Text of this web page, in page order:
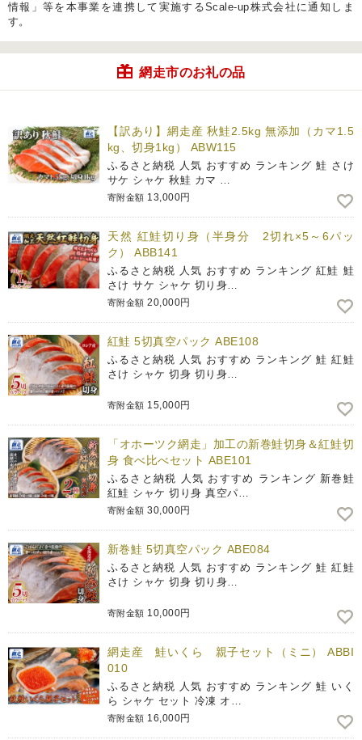
情報」等を本事業を連携して実施するScale-up株式会社に通知しま
す。
網走市のお礼の品
【訳あり】網走産 秋鮭2.5kg 無添加（カマ1.5
kg、切身1kg） ABW115
ふるさと納税 人気 おすすめ ランキング 鮭 さけ
サケ シャケ 秋鮭 カマ …
寄附金額 13,000円
天然 紅鮭切り身（半身分 2切れ×5～6パッ
ク） ABB141
ふるさと納税 人気 おすすめ ランキング 紅鮭 鮭
さけ サケ シャケ 切り身…
寄附金額 20,000円
紅鮭 5切真空パック ABE108
ふるさと納税 人気 おすすめ ランキング 鮭 紅鮭
さけ シャケ 切身 切り身…
寄附金額 15,000円
「オホーツク網走」加工の新巻鮭切身＆紅鮭切
身 食べ比べセット ABE101
ふるさと納税 人気 おすすめ ランキング 新巻鮭
紅鮭 シャケ 切り身 真空パ…
寄附金額 30,000円
新巻鮭 5切真空パック ABE084
ふるさと納税 人気 おすすめ ランキング 鮭 紅鮭
さけ シャケ 切身 切り身…
寄附金額 10,000円
網走産 鮭いくら 親子セット（ミニ） ABBI
010
ふるさと納税 人気 おすすめ ランキング 鮭 いく
ら シャケ セット 冷凍 オ…
寄附金額 16,000円